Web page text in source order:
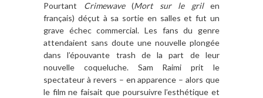
Pourtant Crimewave(Mort sur le grilen
français) déçut à sa sortie en salles et fut un
grave échec commercial. Les fans du genre
attendaient sans doute une nouvelle plongée
dans l’épouvante trash de la part de leur
nouvelle coqueluche. Sam Raimi prit le
spectateur à revers – en apparence – alors que
le film ne faisait que poursuivre l’esthétique et